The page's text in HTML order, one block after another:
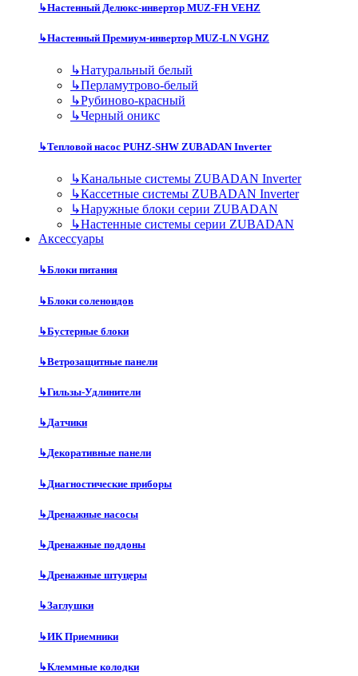
↳Настенный Делюкс-инвертор MUZ-FH VEHZ
↳Настенный Премиум-инвертор MUZ-LN VGHZ
↳Натуральный белый
↳Перламутрово-белый
↳Рубиново-красный
↳Черный оникс
↳Тепловой насос PUHZ-SHW ZUBADAN Inverter
↳Канальные системы ZUBADAN Inverter
↳Кассетные системы ZUBADAN Inverter
↳Наружные блоки серии ZUBADAN
↳Настенные системы серии ZUBADAN
Аксесcуары
↳Блоки питания
↳Блоки соленоидов
↳Бустерные блоки
↳Ветрозащитные панели
↳Гильзы-Удлинители
↳Датчики
↳Декоративные панели
↳Диагностические приборы
↳Дренажные насосы
↳Дренажные поддоны
↳Дренажные штуцеры
↳Заглушки
↳ИК Приемники
↳Клеммные колодки